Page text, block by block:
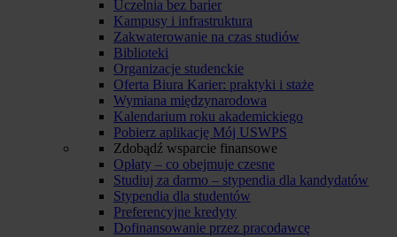
Uczelnia bez barier
Kampusy i infrastruktura
Zakwaterowanie na czas studiów
Biblioteki
Organizacje studenckie
Oferta Biura Karier: praktyki i staże
Wymiana międzynarodowa
Kalendarium roku akademickiego
Pobierz aplikację Mój USWPS
Zdobądź wsparcie finansowe
Opłaty – co obejmuje czesne
Studiuj za darmo – stypendia dla kandydatów
Stypendia dla studentów
Preferencyjne kredyty
Dofinansowanie przez pracodawcę